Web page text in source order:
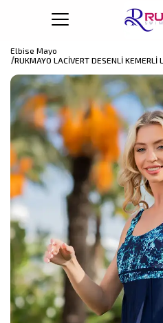
Elbise Mayo
RUKMAYO LACİVERT DESENLİ KEMERLİ